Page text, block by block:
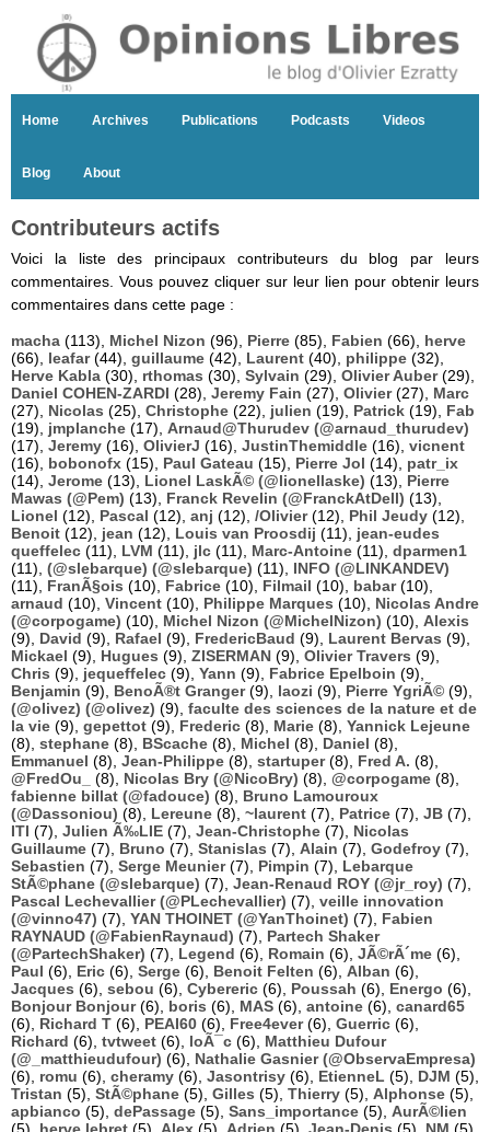
Home Archives Publications Podcasts Videos
Blog About
Contributeurs actifs
Voici la liste des principaux contributeurs du blog par leurs
commentaires. Vous pouvez cliquer sur leur lien pour obtenir leurs
commentaires dans cette page :
macha (113), Michel Nizon (96), Pierre (85), Fabien (66), herve
(66), leafar(44), guillaume (42), Laurent (40), philippe (32),
Herve Kabla (30), rthomas (30), Sylvain (29), Olivier Auber(29),
Daniel COHEN-ZARDI (28), Jeremy Fain (27), Olivier(27), Marc
(27), Nicolas (25), Christophe (22), julien (19), Patrick (19), Fab
(19), jmplanche (17), Arnaud@Thurudev (@arnaud_thurudev)
(17), Jeremy (16), OlivierJ (16), JustinThemiddle (16), vicnent
(16), bobonofx (15), Paul Gateau (15), Pierre Jol (14), patr_ix
(14), Jerome (13), Lionel LaskÃ© (@lionellaske) (13), Pierre
Mawas (@Pem) (13), Franck Revelin (@FranckAtDell) (13),
Lionel (12), Pascal (12), anj (12), /Olivier(12), Phil Jeudy (12),
Benoit (12), jean (12), Louis van Proosdij (11), jean-eudes
queffelec (11), LVM (11), jlc (11), Marc-Antoine (11), dparmen1
(11), (@slebarque) (@slebarque) (11), INFO (@LINKANDEV)
(11), FranÃ§ois (10), Fabrice (10), Filmail (10), babar(10),
arnaud (10), Vincent (10), Philippe Marques (10), Nicolas Andre
(@corpogame) (10), Michel Nizon (@MichelNizon) (10), Alexis
(9), David (9), Rafael (9), FredericBaud (9), Laurent Bervas (9),
Mickael (9), Hugues (9), ZISERMAN (9), Olivier Travers (9),
Chris (9), jequeffelec (9), Yann (9), Fabrice Epelboin (9),
Benjamin (9), BenoÃ®t Granger(9), laozi (9), Pierre YgriÃ© (9),
(@olivez) (@olivez) (9), faculte des sciences de la nature et de
la vie (9), gepettot (9), Frederic (8), Marie (8), Yannick Lejeune
(8), stephane (8), BScache (8), Michel (8), Daniel (8),
Emmanuel (8), Jean-Philippe (8), startuper(8), Fred A. (8),
@FredOu_
(8), Nicolas Bry (@NicoBry) (8), @corpogame (8),
fabienne billat (@fadouce) (8), Bruno Lamouroux
(@Dassoniou) (8), Lereune (8), ~laurent (7), Patrice (7), JB (7),
ITI (7), Julien Ã‰LIE (7), Jean-Christophe (7), Nicolas
Guillaume (7), Bruno (7), Stanislas (7), Alain (7), Godefroy (7),
Sebastien (7), Serge Meunier(7), Pimpin (7), Lebarque
StÃ©phane (@slebarque) (7), Jean-Renaud ROY (@jr_roy) (7),
Pascal Lechevallier (@PLechevallier) (7), veille innovation
(@vinno47) (7), YAN THOINET (@YanThoinet) (7), Fabien
RAYNAUD (@FabienRaynaud) (7), Partech Shaker
(@PartechShaker) (7), Legend (6), Romain (6), JÃ©rÃ´me (6),
Paul (6), Eric (6), Serge (6), Benoit Felten (6), Alban (6),
Jacques (6), sebou (6), Cybereric (6), Poussah (6), Energo (6),
Bonjour Bonjour(6), boris (6), MAS (6), antoine (6), canard65
(6), Richard T (6), PEAI60 (6), Free4ever(6), Guerric (6),
Richard (6), tvtweet (6), loÃ¯c (6), Matthieu Dufour
(@_matthieudufour) (6), Nathalie Gasnier (@ObservaEmpresa)
(6), romu (6), cheramy (6), Jasontrisy (6), EtienneL (5), DJM (5),
Tristan (5), StÃ©phane (5), Gilles (5), Thierry (5), Alphonse (5),
apbianco (5), dePassage (5), Sans_importance (5), AurÃ©lien